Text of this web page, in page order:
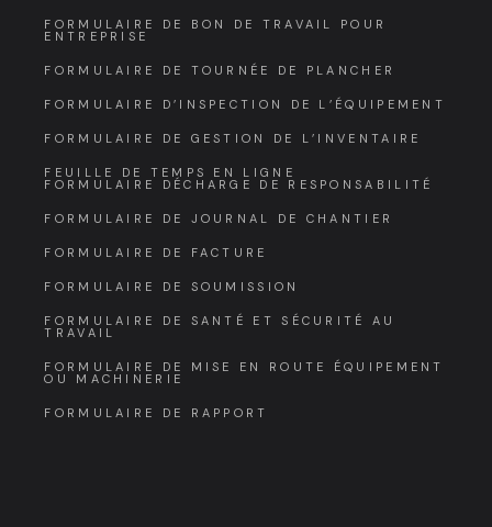
FORMULAIRE DE BON DE TRAVAIL POUR
ENTREPRISE
FORMULAIRE DE TOURNÉE DE PLANCHER
FORMULAIRE D’INSPECTION DE L’ÉQUIPEMENT
FORMULAIRE DE GESTION DE L’INVENTAIRE
FEUILLE DE TEMPS EN LIGNE
FORMULAIRE DÉCHARGE DE RESPONSABILITÉ
FORMULAIRE DE JOURNAL DE CHANTIER
FORMULAIRE DE FACTURE
FORMULAIRE DE SOUMISSION
FORMULAIRE DE SANTÉ ET SÉCURITÉ AU
TRAVAIL
FORMULAIRE DE MISE EN ROUTE ÉQUIPEMENT
OU MACHINERIE
FORMULAIRE DE RAPPORT